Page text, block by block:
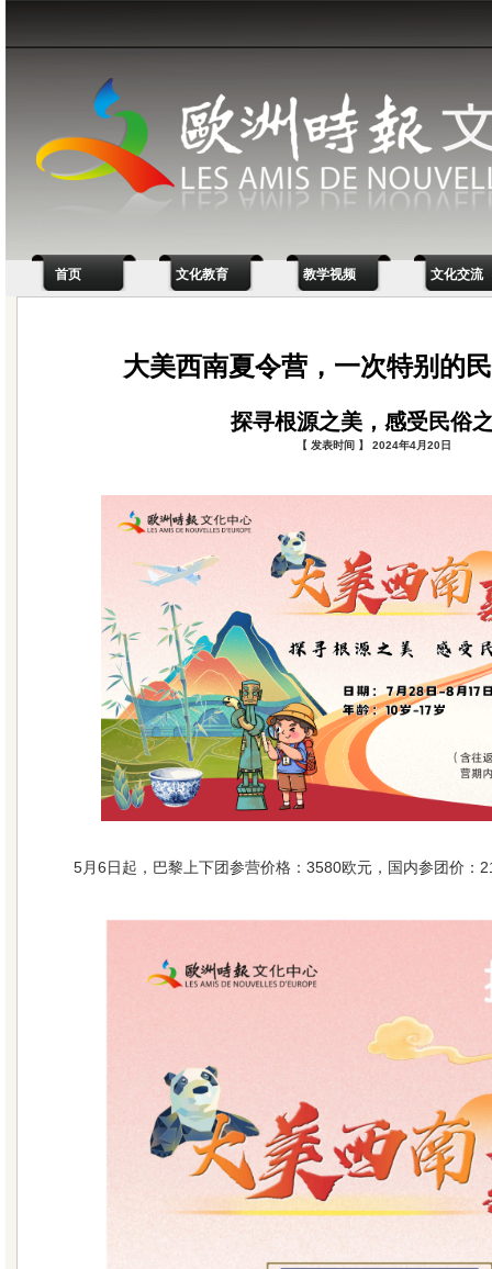
首页 文化教育 教学视频 文化交流
大美西南夏令营，一次特别的
探寻根源之美，感受民俗
【 发表时间 】 2024年4月20日
5月6日起，巴黎上下团参营价格：3580欧元，国内参团价：